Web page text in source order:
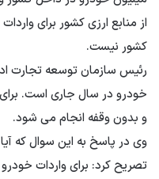
از منابع ارزی کشور برای
کشور نیست.
رئیس سازمان توسعه تجارت
خودرو در سال جاری است.
و بدون وقفه انجام می شود.
وی در پاسخ به این سوال که
تصریح کرد: برای واردات